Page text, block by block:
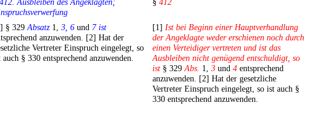
412. Ausbleiben des Angeklagten;
§ 412
§ 329Absatz1, 3, 6 und 7 ist
anzuwenden. [2] Hat der
Vertreter Einspruch eingelegt, so
auch § 330 entsprechend anzuwenden.
[1] Ist bei Beginn einer Hauptverhandlung
der Angeklagte weder erschienen noch durch
einen Verteidiger vertreten und ist das
Ausbleiben nicht genügend entschuldigt, so
ist § 329Abs. 1, 3 und 4 entsprechend
anzuwenden. [2] Hat der gesetzliche
Vertreter Einspruch eingelegt, so ist auch §
330 entsprechend anzuwenden.